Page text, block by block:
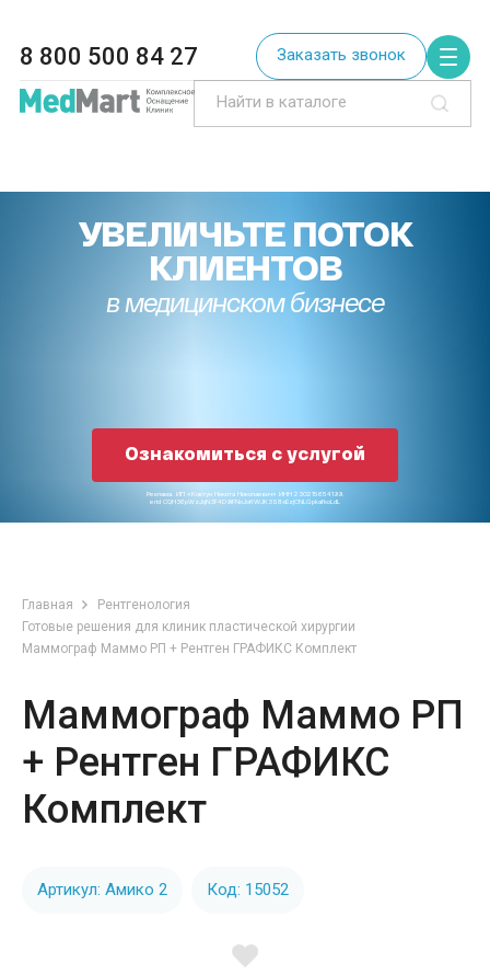
8 800 500 84 27 Заказать звонок
УВЕЛИЧЬТЕ ПОТОК
КЛИЕНТОВ
в медицинском бизнесе
Ознакомиться с услугой
Реклама. ИП «Ковтун Никита Николаевич» ИНН 230215654199.
erid CQH36pWzJqN3F4D9iFNoJoKWJK3S8xEzjCNLGpkafkoLdL
Главная
Рентгенология
Готовые решения для клиник пластической хирургии
Маммограф Маммо РП + Рентген ГРАФИКС Комплект
Маммограф Маммо РП
+ Рентген ГРАФИКС
Комплект
Артикул: Амико 2 Код: 15052